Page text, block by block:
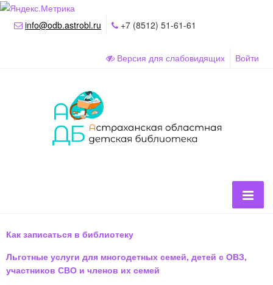
info@odb.astrobl.ru +7 (8512) 51-61-61
Версия для слабовидящих Войти
Как записаться в библиотеку
Льготные услуги для многодетных семей, детей с ОВЗ,
участников СВО и членов их семей